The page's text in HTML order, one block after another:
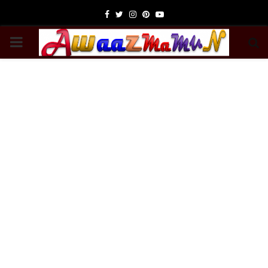
Facebook
TwitterInstagram
Pinterest
Youtube
PRIMARY